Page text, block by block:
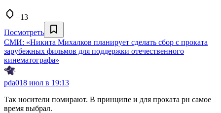
+13
Посмотреть
СМИ: «Никита Михалков планирует сделать сбор с проката
зарубежных фильмов для поддержки отечественного
кинематографа»
pda018 июл в 19:13
Так носители помирают. В принципе и для проката рн самое
время выбрал.